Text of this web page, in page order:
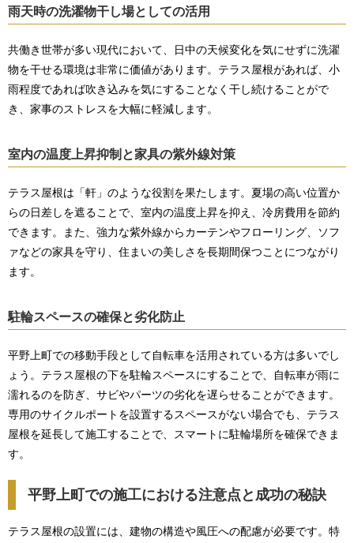
雨天時の洗濯物干し場としての活用
共働き世帯が多い現代において、日中の天候変化を気にせずに洗濯
物を干せる環境は非常に価値があります。テラス屋根があれば、小
雨程度であれば吹き込みを気にすることなく干し続けることがで
き、家事のストレスを大幅に軽減します。
室内の温度上昇抑制と家具の紫外線対策
テラス屋根は「軒」のような役割を果たします。夏場の高い位置か
らの日差しを遮ることで、室内の温度上昇を抑え、冷房費用を節約
できます。また、強力な紫外線からカーテンやフローリング、ソフ
ァなどの家具を守り、住まいの美しさを長期間保つことにつながり
ます。
駐輪スペースの確保と劣化防止
平野上町での移動手段として自転車を活用されている方は多いでし
ょう。テラス屋根の下を駐輪スペースにすることで、自転車が雨に
濡れるのを防ぎ、サビやパーツの劣化を遅らせることができます。
専用のサイクルポートを設置するスペースがない場合でも、テラス
屋根を延長して施工することで、スマートに駐輪場所を確保できま
す。
平野上町での施工における注意点と成功の秘訣
テラス屋根の設置には、建物の構造や風圧への配慮が必要です。特